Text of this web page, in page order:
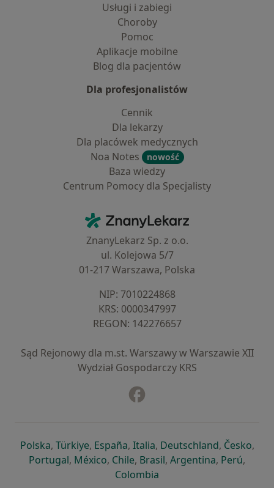
Usługi i zabiegi
Choroby
Pomoc
Aplikacje mobilne
Blog dla pacjentów
Dla profesjonalistów
Cennik
Dla lekarzy
Dla placówek medycznych
Noa Notes
nowość
Baza wiedzy
Centrum Pomocy dla Specjalisty
ZnanyLekarz - Strona główna
ZnanyLekarz Sp. z o.o.
ul. Kolejowa 5/7
01-217 Warszawa, Polska
NIP: ⁠7010224868
KRS: ⁠0000347997
REGON: ⁠142276657
Sąd Rejonowy dla m.st. Warszawy w Warszawie XII
Wydział Gospodarczy KRS
Polskaotwiera się w nowej karcie
, Türkiyeotwiera się w nowej karcie
, Españaotwiera się w nowej karcie
, Italiaotwiera się w nowej
, Deutschlandotwiera się
, Česko,
Portugalotwiera się w nowej karcie
, Méxicootwiera się w nowej karcie
, Chileotwiera się w nowej karcie
, Brasilotwiera się w nowej
, Argentinaotwiera się
, Perú,
Colombia